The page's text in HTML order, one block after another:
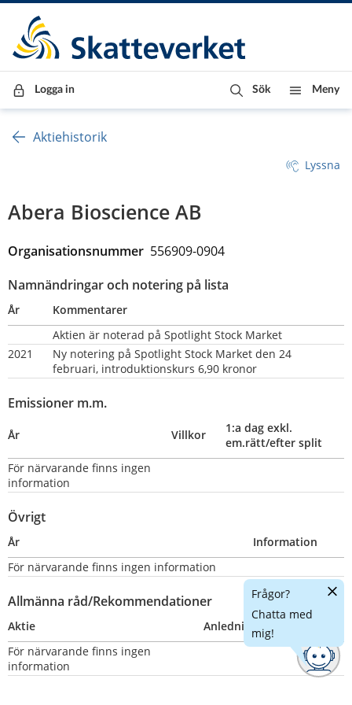
Till innehåll
Till navigationen
Till chattrobot
Logga in Sök Meny
Aktiehistorik
Lyssna
Abera Bioscience AB
Organisationsnummer 556909-0904
Namnändringar och notering på lista
År
Kommentarer
Aktien är noterad på Spotlight Stock Market
2021
Ny notering på Spotlight Stock Market den 24
februari, introduktionskurs 6,90 kronor
Emissioner m.m.
År Villkor
1:a dag exkl.
em.rätt/efter split
För närvarande finns ingen
information
Övrigt
År
Information
För närvarande finns ingen information
Allmänna råd/Rekommendationer
Aktie Anledning
För närvarande finns ingen
information
Frågor?
Chatta med
mig!
Dölj